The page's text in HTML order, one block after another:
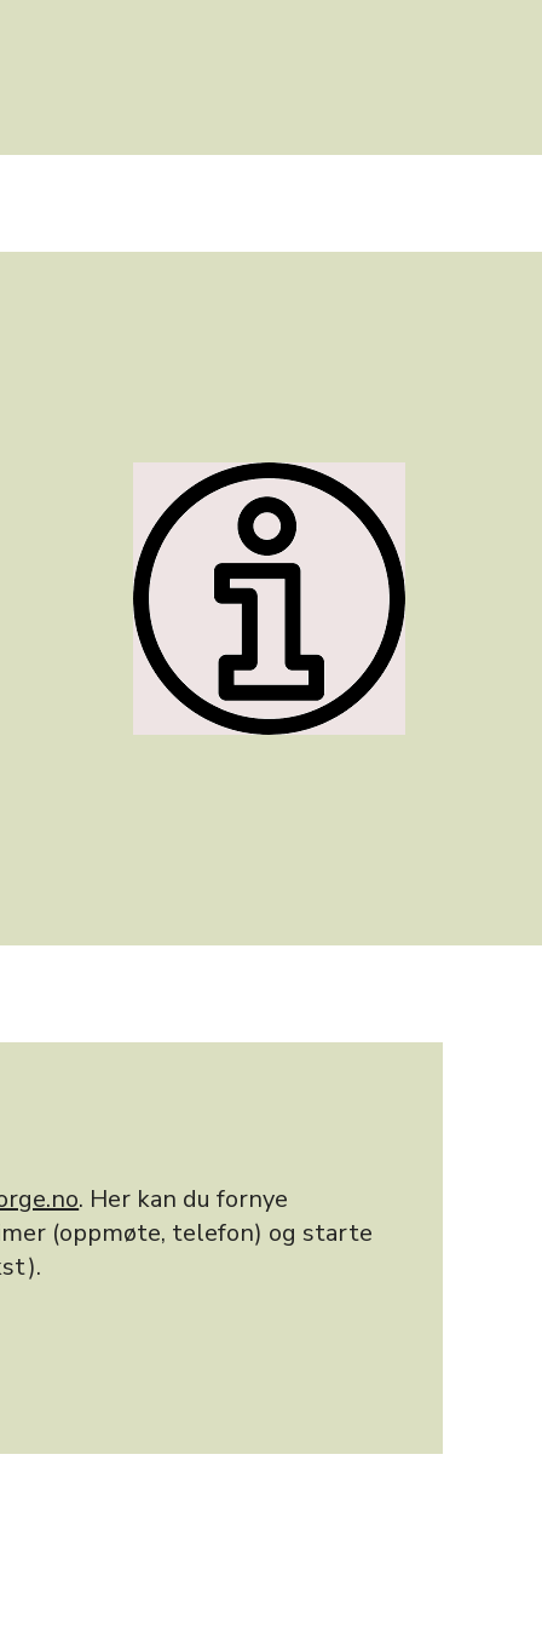
. Her kan du fornye
(oppmøte, telefon) og starte